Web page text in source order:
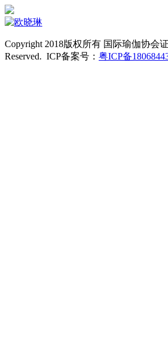
Copyright 2018版权所有 国际瑜伽协会
Reserved. ICP备案号： 粤ICP备